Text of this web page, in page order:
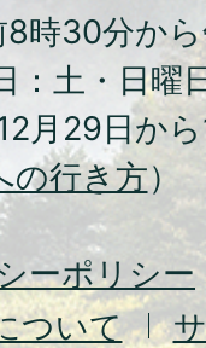
ち
本
山
町
Town
8時30分か
：土・日曜
月29日か
の行き方）
ーポリシー
ついて